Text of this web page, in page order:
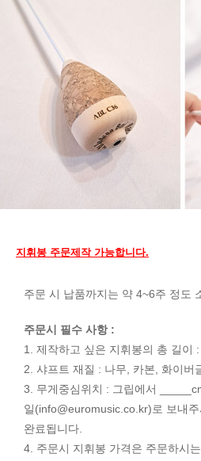
지휘봉 주문제작 가능합니다.
주문 시 납품까지는 약 4~6주 정도
주문시 필수 사항 :
1. 제작하고 싶은 지휘봉의 총 길이
2. 샤프트 재질 : 나무, 카본, 화이버
3. 무게중심위치 : 그립에서
일(info@euromusic.co.kr)로 보내
완료됩니다.
4. 주문시 지휘봉 가격은 주문하시